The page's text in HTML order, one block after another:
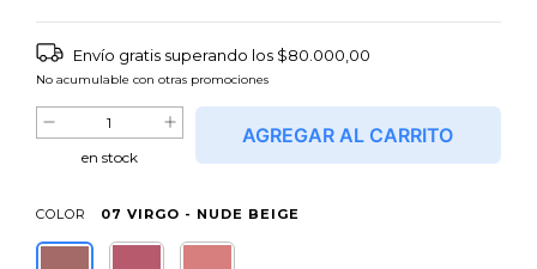
Envío gratis superando los $80.000,00
No acumulable con otras promociones
en stock
COLOR 07 VIRGO - NUDE BEIGE